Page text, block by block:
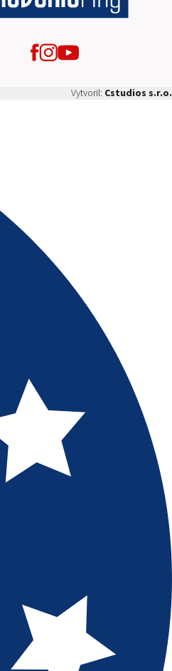
Vytvoril: Cstudios s.r.o.